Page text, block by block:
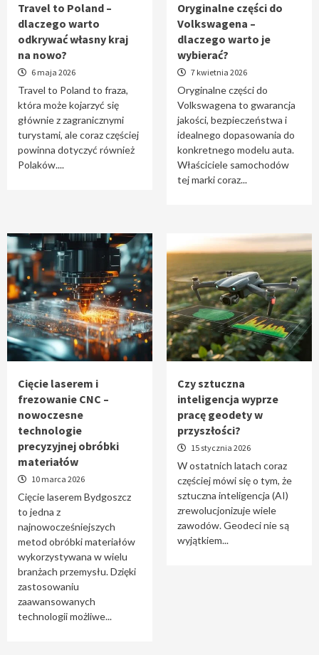
1
Travel to Poland – dlaczego warto odkrywać
własny kraj na nowo?
2
Oryginalne części do Volkswagena –
dlaczego warto je wybierać?
Cięcie laserem i frezowanie CNC –
4
Czy sztuczna inteligencja wyprze pracę
geodety w przyszłości?
5
Tworzenie aplikacji internetowych – jak
powstają nowoczesne rozwiązania cyfrowe
Travel to Poland –
dlaczego warto
odkrywać własny kraj
na nowo?
6 maja 2026
Travel to Poland to fraza,
która może kojarzyć się
głównie z zagranicznymi
turystami, ale coraz częściej
powinna dotyczyć również
Polaków....
Oryginalne części do
Volkswagena –
dlaczego warto je
wybierać?
7 kwietnia 2026
Oryginalne części do
Volkswagena to gwarancja
jakości, bezpieczeństwa i
idealnego dopasowania do
konkretnego modelu auta.
Właściciele samochodów
tej marki coraz...
Cięcie laserem i
frezowanie CNC –
nowoczesne
technologie
precyzyjnej obróbki
materiałów
10 marca 2026
Cięcie laserem Bydgoszcz
to jedna z
najnowocześniejszych
metod obróbki materiałów
wykorzystywana w wielu
branżach przemysłu. Dzięki
zastosowaniu
zaawansowanych
technologii możliwe...
Czy sztuczna
inteligencja wyprze
pracę geodety w
przyszłości?
15 stycznia 2026
W ostatnich latach coraz
częściej mówi się o tym, że
sztuczna inteligencja (AI)
zrewolucjonizuje wiele
zawodów. Geodeci nie są
wyjątkiem...